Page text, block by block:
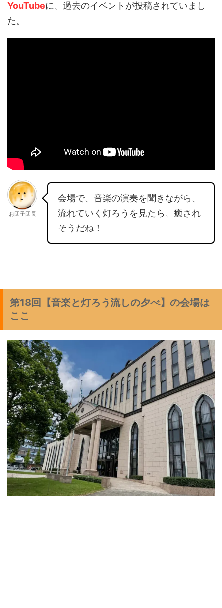
YouTubeに、過去のイベントが投稿されていまし
た。
お団子団長
会場で、音楽の演奏を聞きながら、
流れていく灯ろうを見たら、癒され
そうだね！
第18回【音楽と灯ろう流しの夕べ】の会場は
ここ